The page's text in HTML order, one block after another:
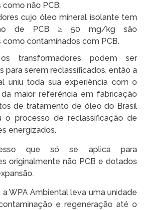
como não PCB;
cujo óleo mineral isolante tem
de PCB ≥ 50 mg/kg são
como contaminados com PCB.
transformadores podem ser
para serem reclassificados, então a
uniu toda sua experiência com o
maior referência em fabricação
de tratamento de óleo do Brasil
o processo de reclassificação de
energizados.
que só se aplica para
originalmente não PCB e dotados
a WPA Ambiental leva uma unidade
e regeneração até o